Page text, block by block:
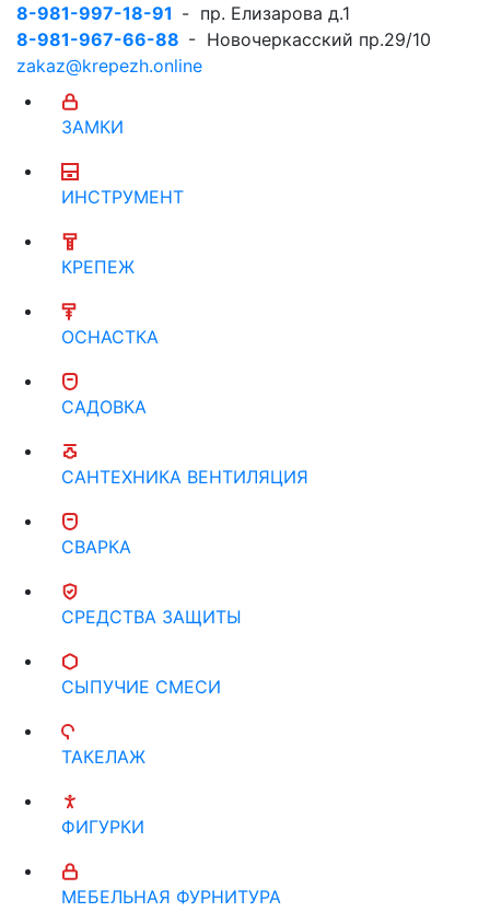
8-981-997-18-91 - пр. Елизарова д.1
8-981-967-66-88 - Новочеркасский пр.29/10
zakaz@krepezh.online
ЗАМКИ
ИНСТРУМЕНТ
КРЕПЕЖ
ОСНАСТКА
САДОВКА
САНТЕХНИКА ВЕНТИЛЯЦИЯ
СВАРКА
СРЕДСТВА ЗАЩИТЫ
СЫПУЧИЕ СМЕСИ
ТАКЕЛАЖ
ФИГУРКИ
МЕБЕЛЬНАЯ ФУРНИТУРА